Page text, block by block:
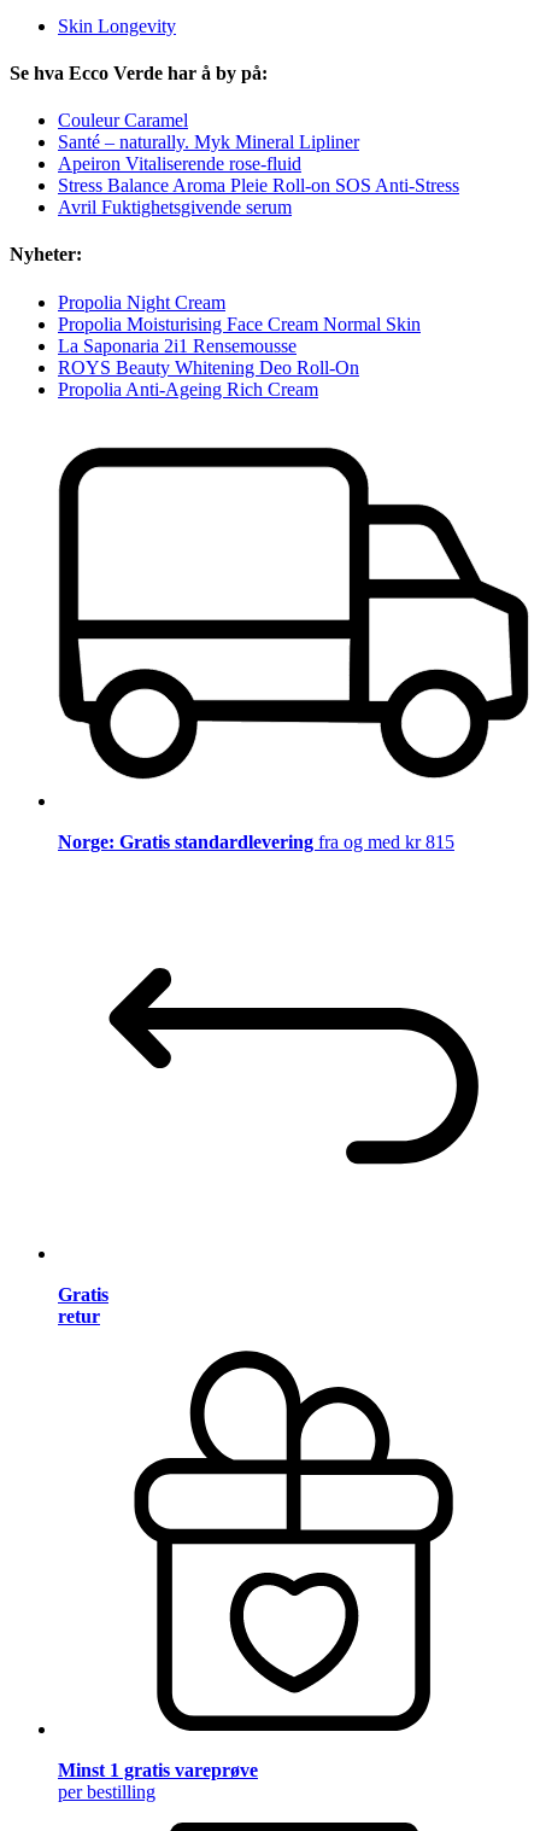
Skin Longevity
Se hva Ecco Verde har å by på:
Couleur Caramel
Santé – naturally. Myk Mineral Lipliner
Apeiron Vitaliserende rose-fluid
Stress Balance Aroma Pleie Roll-on SOS Anti-Stress
Avril Fuktighetsgivende serum
Nyheter:
Propolia Night Cream
Propolia Moisturising Face Cream Normal Skin
La Saponaria 2i1 Rensemousse
ROYS Beauty Whitening Deo Roll-On
Propolia Anti-Ageing Rich Cream
Norge: Gratis standardlevering fra og med kr 815
Gratis
retur
Minst 1 gratis vareprøve
per bestilling